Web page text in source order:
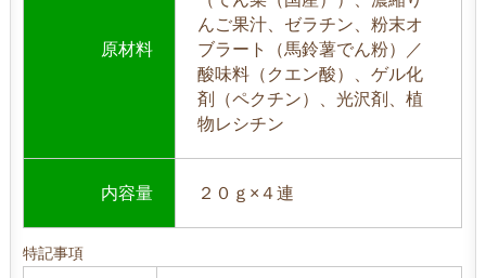
原材料
んご果汁、ゼラチン、粉末オ
ブラート（馬鈴薯でん粉）／
酸味料（クエン酸）、ゲル化
剤（ペクチン）、光沢剤、植
物レシチン
内容量 ２０ｇ×４連
特記事項